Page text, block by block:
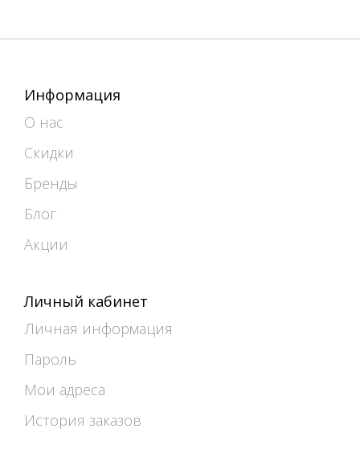
Информация
О нас
Скидки
Бренды
Блог
Акции
Личный кабинет
Личная информация
Пароль
Мои адреса
История заказов